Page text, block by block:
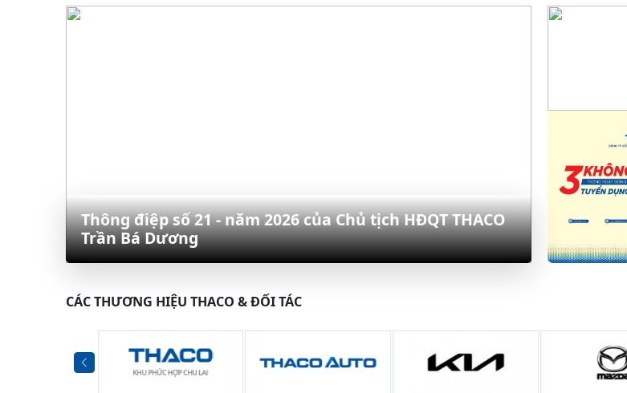
Thông điệp số 21 - năm 2026 của Chủ tịch HĐQT THACO
Trần Bá Dương
CÁC THƯƠNG HIỆU THACO & ĐỐI TÁC